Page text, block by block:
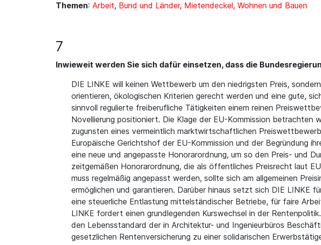
Themen: Arbeit, Bund und Länder, Mietendeckel, Wohnen und Bauen
7
Inwieweit werden Sie sich dafür einsetzen, dass die
DIE LINKE will keinen Wettbewerb um den niedrigsten Preis,
orientieren, ökologischen Kriterien gerecht werden und eine gute,
sinnvoll regulierte freiberufliche Tätigkeiten einem reinen
Novellierung positioniert. Die Klage der EU-Kommission betrachten
zugunsten eines vermeintlich marktwirtschaftlichen
Europäische Gerichtshof der EU-Kommission und der Begründung
eine neue und angepasste Honorarordnung, um so den Preis- und
zeitgemäßen Honorarordnung, die als öffentliches Preisrecht laut
muss regelmäßig angepasst werden, sollte sich am allgemeinen
ermöglichen und garantieren. Darüber hinaus setzt sich DIE LINKE
eine steuerliche Entlastung mittelständischer Betriebe, für faire
LINKE fordert einen grundlegenden Kurswechsel in der
den Lebensstandard der in Architektur- und Ingenieurbüros
gesetzlichen Rentenversicherung zu einer solidarischen